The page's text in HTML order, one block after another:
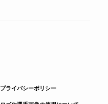
プライバシーポリシー